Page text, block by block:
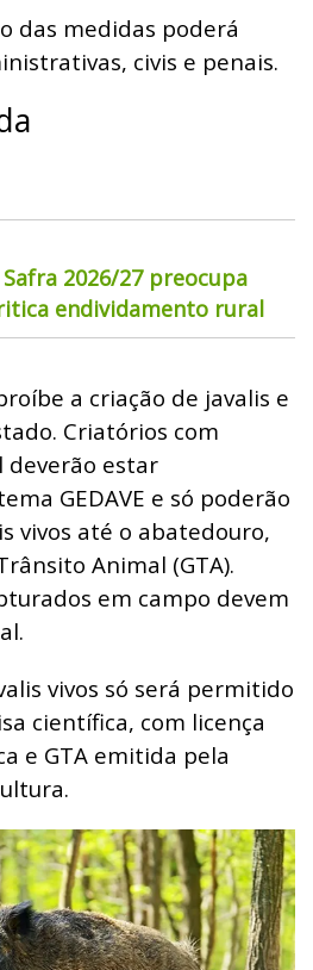
das medidas poderá
civis e penais.
2026/27 preocupa
endividamento rural
a criação de javalis e
Criatórios com
deverão estar
GEDAVE e só poderão
vivos até o abatedouro,
Animal (GTA).
em campo devem
vivos só será permitido
científica, com licença
e GTA emitida pela